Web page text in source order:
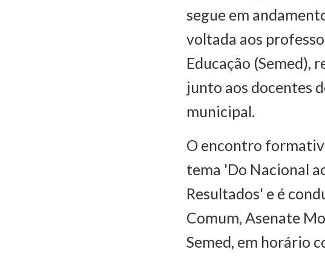
segue em
voltada aos
Educação (Semed),
junto aos docentes
municipal.
O encontro
tema 'Do Nacional
Resultados' e é
Comum, Asenate
Semed, em horário